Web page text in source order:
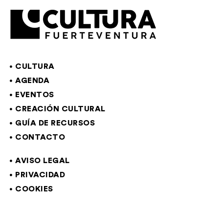
CULTURA
AGENDA
EVENTOS
CREACIÓN CULTURAL
GUÍA DE RECURSOS
CONTACTO
AVISO LEGAL
PRIVACIDAD
COOKIES